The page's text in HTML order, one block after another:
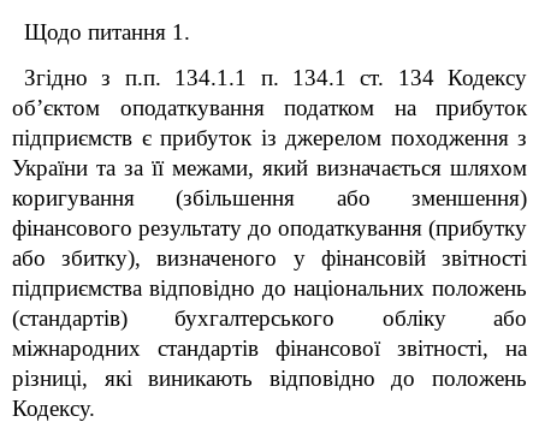
Щодо питання 1.
Згідно з п.п. 134.1.1 п. 134.1 ст. 134 Кодексу
об’єктом оподаткування податком на прибуток
підприємств є прибуток із джерелом походження з
України та за її межами, який визначається шляхом
коригування (збільшення або зменшення)
фінансового результату до оподаткування (прибутку
або збитку), визначеного у фінансовій звітності
підприємства відповідно до національних положень
(стандартів) бухгалтерського обліку або
міжнародних стандартів фінансової звітності, на
різниці, які виникають відповідно до положень
Кодексу.